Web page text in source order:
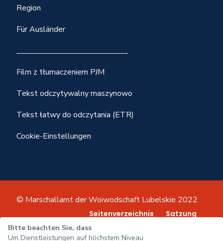
Region
Für Ausländer
____________________________
Film z tłumaczeniem PJM
Tekst odczytywalny maszynowo
Tekst łatwy do odczytania (ETR)
Cookie-Einstellungen
© Marschallamt der Woiwodschaft Lubelskie 2022
Seitenverzeichnis
Satzung
Datenschutz-Bestimmungen
Bitte beachten Sie, dass
Um Dienstleistungen auf höchstem Niveau